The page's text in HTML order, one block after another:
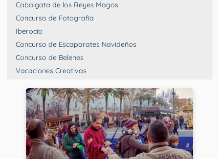
Cabalgata de los Reyes Magos
Concurso de Fotografía
Iberocio
Concurso de Escaparates Navideños
Concurso de Belenes
Vacaciones Creativas